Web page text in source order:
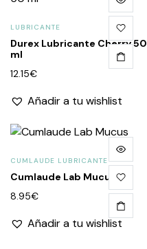
LUBRICANTE
Durex Lubricante Cherry 50
ml
12.15€
Añadir a tu wishlist
CUMLAUDE LUBRICANTE
Cumlaude Lab Mucus
8.95€
Añadir a tu wishlist